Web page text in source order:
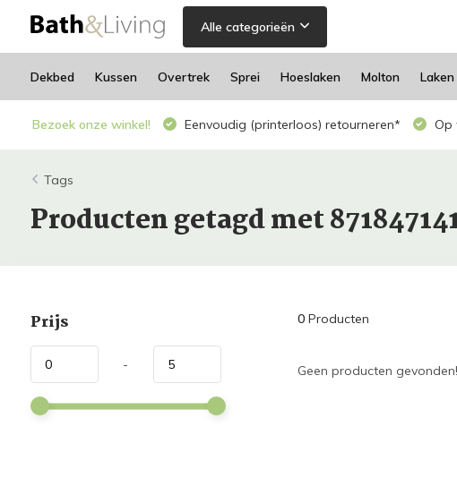
Alle categorieën
Dekbed Kussen Overtrek Sprei Hoeslaken Molton Laken
Bezoek onze winkel! Eenvoudig (printerloos) retourneren* Op
Tags
Producten getagd met
Prijs
-
0Producten
Geen producten